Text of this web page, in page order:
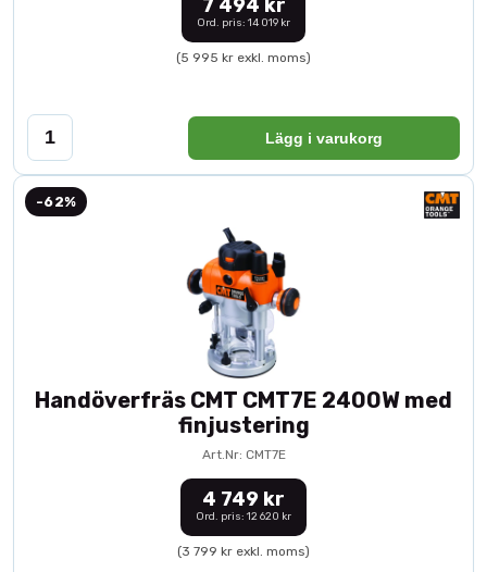
7 494 kr
Ord. pris: 14 019 kr
(5 995 kr exkl. moms)
Lägg i varukorg
-62%
Handöverfräs CMT CMT7E 2400W med
finjustering
Art.Nr: CMT7E
4 749 kr
Ord. pris: 12 620 kr
(3 799 kr exkl. moms)